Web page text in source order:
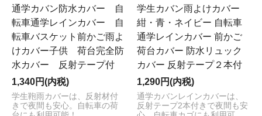
通学カバン防水カバー 自
転車通学レインカバー 自
転車バスケット前かご雨よ
けカバー子供 荷台完全防
水カバー 反射テープ付
1,340円(内税)
学生鞄雨カバーは、反射材付
きで夜間も安心。自転車の荷
学生カバン雨よけカバー
紺・青・ネイビー 自転車
通学レインカバー 前かご
荷台カバー 防水リュック
カバー 反射テープ２本付
1,290円(内税)
通学カバンレインカバーは、
反射テープ2本付きで夜間も安